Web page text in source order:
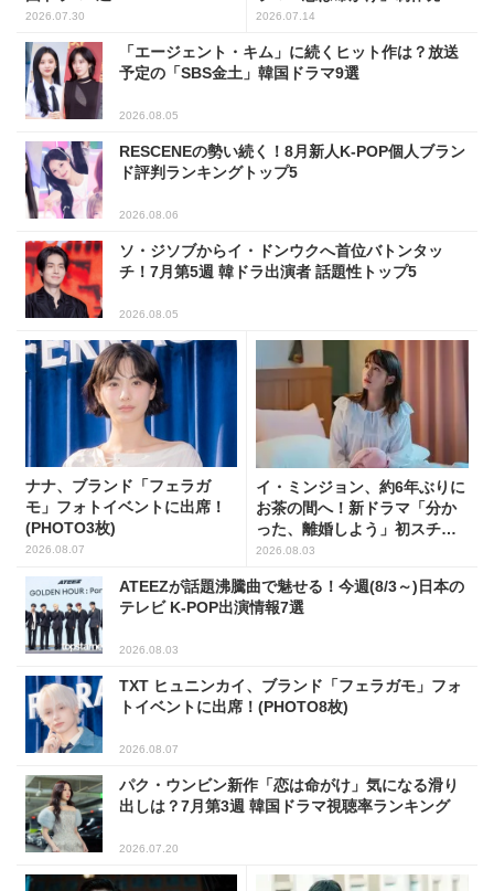
2026.07.30
会に出席！(PHOTO18枚)
2026.07.14
「エージェント・キム」に続くヒット作は？放送
予定の「SBS金土」韓国ドラマ9選
2026.08.05
RESCENEの勢い続く！8月新人K-POP個人ブラン
ド評判ランキングトップ5
2026.08.06
ソ・ジソブからイ・ドンウクへ首位バトンタッ
チ！7月第5週 韓ドラ出演者 話題性トップ5
2026.08.05
ナナ、ブランド「フェラガ
モ」フォトイベントに出席！
(PHOTO3枚)
2026.08.07
イ・ミンジョン、約6年ぶりに
お茶の間へ！新ドラマ「分か
った、離婚しよう」初スチー
ル公開
2026.08.03
ATEEZが話題沸騰曲で魅せる！今週(8/3～)日本の
テレビ K-POP出演情報7選
2026.08.03
TXT ヒュニンカイ、ブランド「フェラガモ」フォ
トイベントに出席！(PHOTO8枚)
2026.08.07
パク・ウンビン新作「恋は命がけ」気になる滑り
出しは？7月第3週 韓国ドラマ視聴率ランキング
2026.07.20